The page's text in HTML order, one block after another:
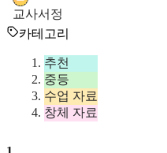
교사서정
카테고리
추천
중등
수업 자료
창체 자료